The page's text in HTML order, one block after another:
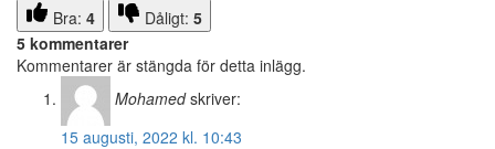
Bra: 4 Dåligt: 5
5 kommentarer
Kommentarer är stängda för detta inlägg.
Mohamed skriver:
15 augusti, 2022 kl. 10:43